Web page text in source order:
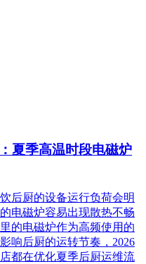
夏季高温时段电磁炉
后厨的设备运行负荷会明
电磁炉容易出现散热不畅
的电磁炉作为高频使用的
响后厨的运转节奏，2026
都在优化夏季后厨运维流